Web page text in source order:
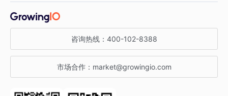
金融行业
获客分析
增长公开课
增长博客
关于 GrowingIO
增长大会
咨询热线： 400-102-8388
市场合作： market@growingio.com